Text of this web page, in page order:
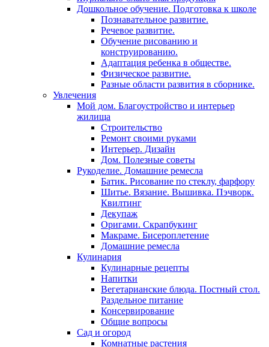
Дошкольное обучение. Подготовка к школе
Познавательное развитие.
Речевое развитие.
Обучение рисованию и
конструированию.
Адаптация ребенка в обществе.
Физическое развитие.
Разные области развития в сборнике.
Увлечения
Мой дом. Благоустройство и интерьер
жилища
Строительство
Ремонт своими руками
Интерьер. Дизайн
Дом. Полезные советы
Рукоделие. Домашние ремесла
Батик. Рисование по стеклу, фарфору
Шитье. Вязание. Вышивка. Пэчворк.
Квилтинг
Декупаж
Оригами. Скрапбукинг
Макраме. Бисероплетение
Домашние ремесла
Кулинария
Кулинарные рецепты
Напитки
Вегетарианские блюда. Постный стол.
Раздельное питание
Консервирование
Общие вопросы
Сад и огород
Комнатные растения